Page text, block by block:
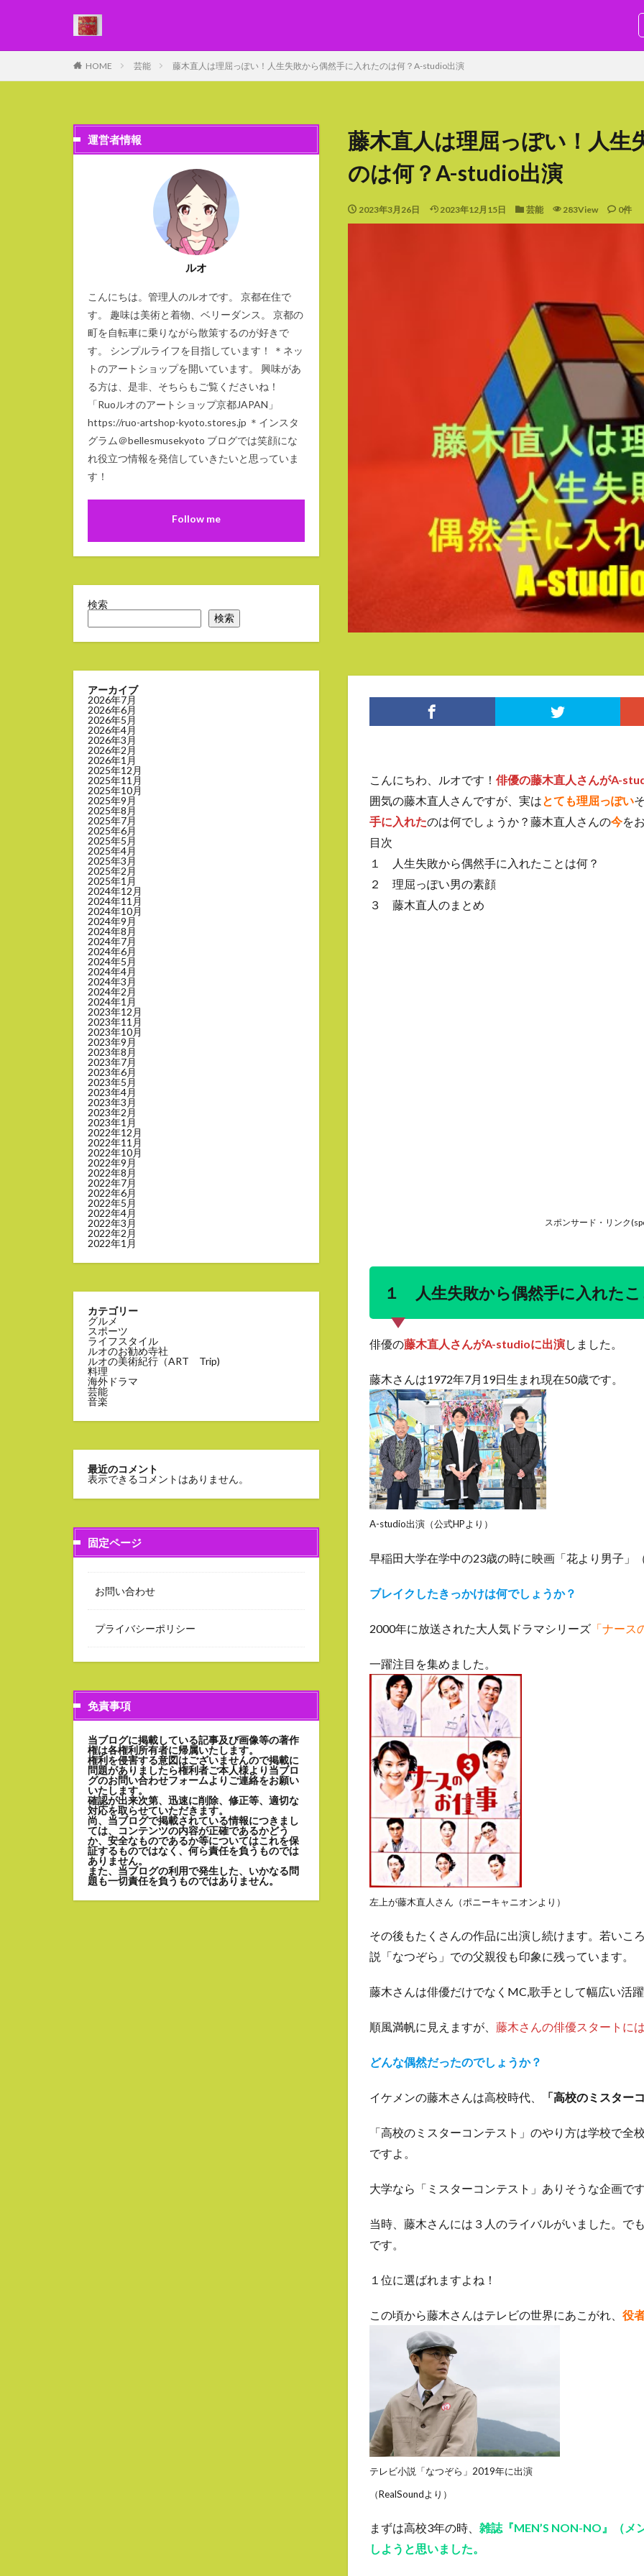
HOME 芸能 藤木直人は理屈っぽい！人生失敗から偶然手に入れたのは何？A-studio出演
藤木直人は理屈っぽい！人生
のは何？A-studio出演
2023年3月26日 2023年12月15日 芸能 283View 0件
こんにちわ、ルオです！ 俳優の藤木直人さんがA-
囲気の藤木直人さんですが、実は とても理屈っぽい
手に入れたのは何でしょうか？藤木直人さんの今を
目次
１ 人生失敗から偶然手に入れたことは何？
２ 理屈っぽい男の素顔
３ 藤木直人のまとめ
スポンサード・リンク
１ 人生失敗から偶然手に入れたこ
俳優の藤木直人さんがA-studioに出演しました。
藤木さんは1972年7月19日生まれ現在50歳です。
A-studio出演（公式HPより）
早稲田大学在学中の23歳の時に映画「花より男子」
ブレイクしたきっかけは何でしょうか？
2000年に放送された大人気ドラマシリーズ 「ナー
一躍注目を集めました。
左上が藤木直人さん（ポニーキャニオンより）
その後もたくさんの作品に出演し続けます。若いこ
説「なつぞら」での父親役も印象に残っています。
藤木さんは俳優だけでなくMC,歌手として幅広い活躍
順風満帆に見えますが、 藤木さんの俳優スタートに
どんな偶然だったのでしょうか？
イケメンの藤木さんは高校時代、 「高校のミスター
「高校のミスターコンテスト」のやり方は学校で全
ですよ。
大学なら「ミスターコンテスト」ありそうな企画で
当時、藤木さんには３人のライバルがいました。で
です。
１位に選ばれますよね！
この頃から藤木さんはテレビの世界にあこがれ、 役
テレビ小説「なつぞら」2019年に出演
（RealSoundより）
まずは高校3年の時、 雑誌『MEN’S NON-NO』（メ
しようと思いました。
運営者情報
ルオ
こんにちは。管理人のルオです。 京都在住で
す。 趣味は美術と着物、ベリーダンス。 京都の
町を自転車に乗りながら散策するのが好きで
す。 シンプルライフを目指しています！ ＊ネッ
トのアートショップを開いています。 興味があ
る方は、是非、そちらもご覧くださいね！
「Ruoルオのアートショップ京都JAPAN」
https://ruo-artshop-kyoto.stores.jp ＊インスタ
グラム＠bellesmusekyoto ブログでは笑顔にな
れ役立つ情報を発信していきたいと思っていま
す！
Follow me
検索
検索
アーカイブ
2026年7月
2026年6月
2026年5月
2026年4月
2026年3月
2026年2月
2026年1月
2025年12月
2025年11月
2025年10月
2025年9月
2025年8月
2025年7月
2025年6月
2025年5月
2025年4月
2025年3月
2025年2月
2025年1月
2024年12月
2024年11月
2024年10月
2024年9月
2024年8月
2024年7月
2024年6月
2024年5月
2024年4月
2024年3月
2024年2月
2024年1月
2023年12月
2023年11月
2023年10月
2023年9月
2023年8月
2023年7月
2023年6月
2023年5月
2023年4月
2023年3月
2023年2月
2023年1月
2022年12月
2022年11月
2022年10月
2022年9月
2022年8月
2022年7月
2022年6月
2022年5月
2022年4月
2022年3月
2022年2月
2022年1月
カテゴリー
グルメ
スポーツ
ライフスタイル
ルオのお勧め寺社
ルオの美術紀行（ART Trip)
料理
海外ドラマ
芸能
音楽
最近のコメント
表示できるコメントはありません。
固定ページ
お問い合わせ
プライバシーポリシー
免責事項
当ブログに掲載している記事及び画像等の著作
権は各権利所有者に帰属いたします。
権利を侵害する意図はございませんので掲載に
問題がありましたら権利者ご本人様より当ブロ
グのお問い合わせフォームよりご連絡をお願い
いたします。
確認が出来次第、迅速に削除、修正等、適切な
対応を取らせていただきます。
尚、当ブログで掲載されている情報につきまし
ては、コンテンツの内容が正確であるかどう
か、安全なものであるか等についてはこれを保
証するものではなく、何ら責任を負うものでは
ありません。
また、当ブログの利用で発生した、いかなる問
題も一切責任を負うものではありません。
WEB デザイン SEO
検索